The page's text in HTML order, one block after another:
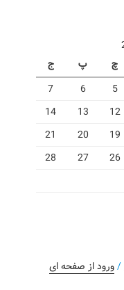
چ پ
ج
5
6
7
12
13
14
19
20
21
26
27
28
/ورود از صفحه ای